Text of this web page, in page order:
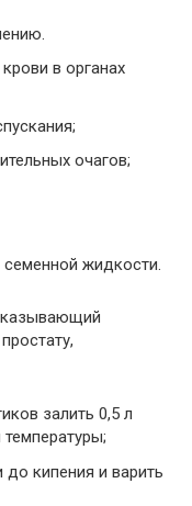
в органах
очагов;
жидкости.
залить 0,5 л
до кипения и варить